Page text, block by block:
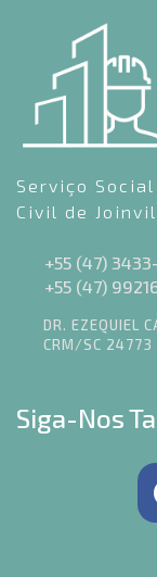
Serviço
Civil de
+55 (47)
+55 (47)
DR. EZEQUIEL
CRM/SC 24773
Siga-Nos